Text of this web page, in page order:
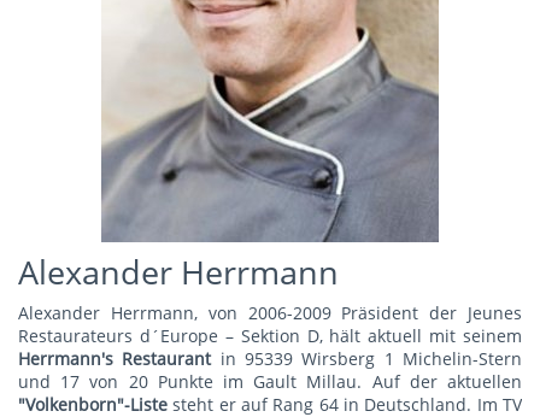
Alexander Herrmann
Alexander Herrmann, von 2006-2009 Präsident der Jeunes
Restaurateurs d´Europe – Sektion D, hält aktuell mit seinem
Herrmann's Restaurant in 95339 Wirsberg 1 Michelin-Stern
und 17 von 20 Punkte im Gault Millau. Auf der aktuellen
"Volkenborn"-Liste steht er auf Rang 64 in Deutschland. Im TV